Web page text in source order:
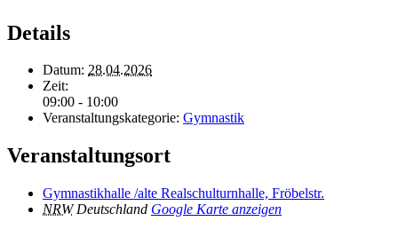
Details
Datum: 28.04.2026
Zeit:
09:00 - 10:00
Veranstaltungskategorie: Gymnastik
Veranstaltungsort
Gymnastikhalle /alte Realschulturnhalle, Fröbelstr.
NRW Deutschland Google Karte anzeigen